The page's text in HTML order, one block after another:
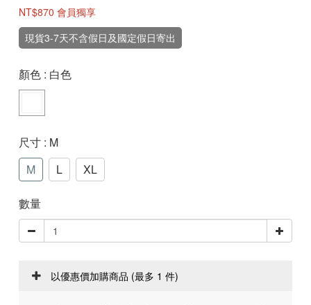
NT$870 會員獨享
現貨3-7天不含假日及國定假日寄出
顏色 : 白色
尺寸 : M
M
L XL
數量
以優惠價加購商品 (最多 1 件)